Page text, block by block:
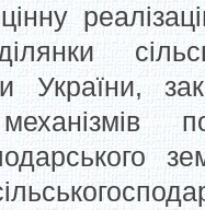
України,